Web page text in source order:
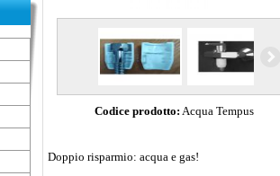
Codice prodotto: Acqua Tempus
Doppio risparmio: acqua e gas!